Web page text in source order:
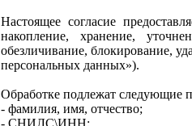
Настоящее согласие
накопление, хранение,
обезличивание, блокирование,
персональных данных»).
Обработке подлежат следующие
- фамилия, имя, отчество;
- СНИЛС\ИНН;